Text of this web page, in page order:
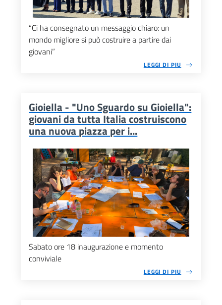
“Ci ha consegnato un messaggio chiaro: un
mondo migliore si può costruire a partire dai
giovani”
LEGGI DI PIU
Gioiella - "Uno Sguardo su Gioiella":
giovani da tutta Italia costruiscono
una nuova piazza per i...
Sabato ore 18 inaugurazione e momento
conviviale
LEGGI DI PIU